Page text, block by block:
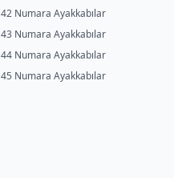
42 Numara Ayakkabılar
43 Numara Ayakkabılar
44 Numara Ayakkabılar
45 Numara Ayakkabılar